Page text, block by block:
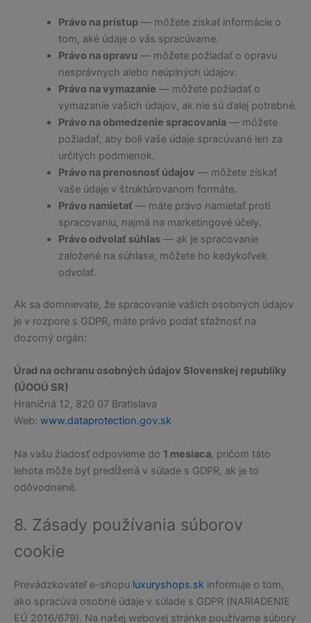
Právo na prístup— môžete získať informácie o
tom, aké údaje o vás spracúvame.
Právo na opravu — môžete požiadať o opravu
nesprávnych alebo neúplných údajov.
Právo na vymazanie — môžete požiadať o
vymazanie vašich údajov, ak nie sú ďalej potrebné.
Právo na obmedzenie spracovania— môžete
požiadať, aby boli vaše údaje spracúvané len za
určitých podmienok.
Právo na prenosnosť údajov — môžete získať
vaše údaje v štruktúrovanom formáte.
Právo namietať— máte právo namietať proti
spracovaniu, najmä na marketingové účely.
Právo odvolať súhlas— ak je spracovanie
založené na súhlase, môžete ho kedykoľvek
odvolať.
Ak sa domnievate, že spracovanie vašich osobných údajov
je v rozpore s GDPR, máte právo podať sťažnosť na
dozorný orgán:
Úrad na ochranu osobných údajov Slovenskej republiky
(ÚOOÚ SR)
Hraničná 12, 820 07 Bratislava
Web: www.dataprotection.gov.sk
Na vašu žiadosť odpovieme do 1 mesiaca, pričom táto
lehota môže byť predĺžená v súlade s GDPR, ak je to
odôvodnené.
8. Zásady používania súborov
cookie
Prevádzkovateľ e-shopu luxuryshops.sk informuje o tom,
ako spracúva osobné údaje v súlade s GDPR (NARIADENIE
EÚ 2016/679). Na našej webovej stránke používame súbory